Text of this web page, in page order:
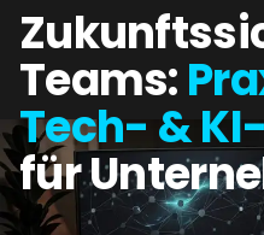
Teams:
Tech- &
für